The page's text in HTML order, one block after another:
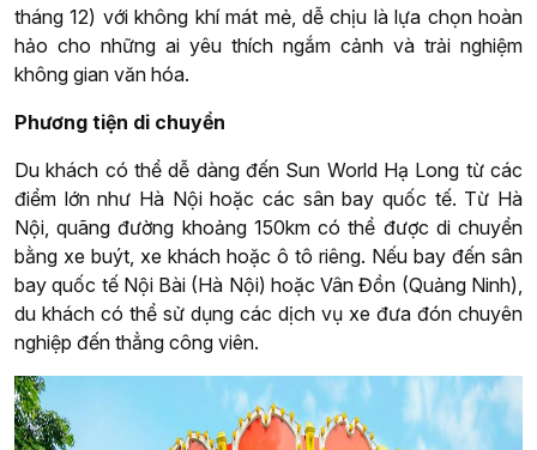
tháng 12) với không khí mát mẻ, dễ chịu là lựa chọn hoàn
hảo cho những ai yêu thích ngắm cảnh và trải nghiệm
không gian văn hóa.
Phương tiện di chuyển
Du khách có thể dễ dàng đến Sun World Hạ Long từ các
điểm lớn như Hà Nội hoặc các sân bay quốc tế. Từ Hà
Nội, quãng đường khoảng 150km có thể được di chuyển
bằng xe buýt, xe khách hoặc ô tô riêng. Nếu bay đến sân
bay quốc tế Nội Bài (Hà Nội) hoặc Vân Đồn (Quảng Ninh),
du khách có thể sử dụng các dịch vụ xe đưa đón chuyên
nghiệp đến thẳng công viên.